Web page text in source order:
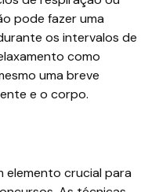
pode fazer uma
os intervalos de
como
uma breve
e o corpo.
elemento crucial para